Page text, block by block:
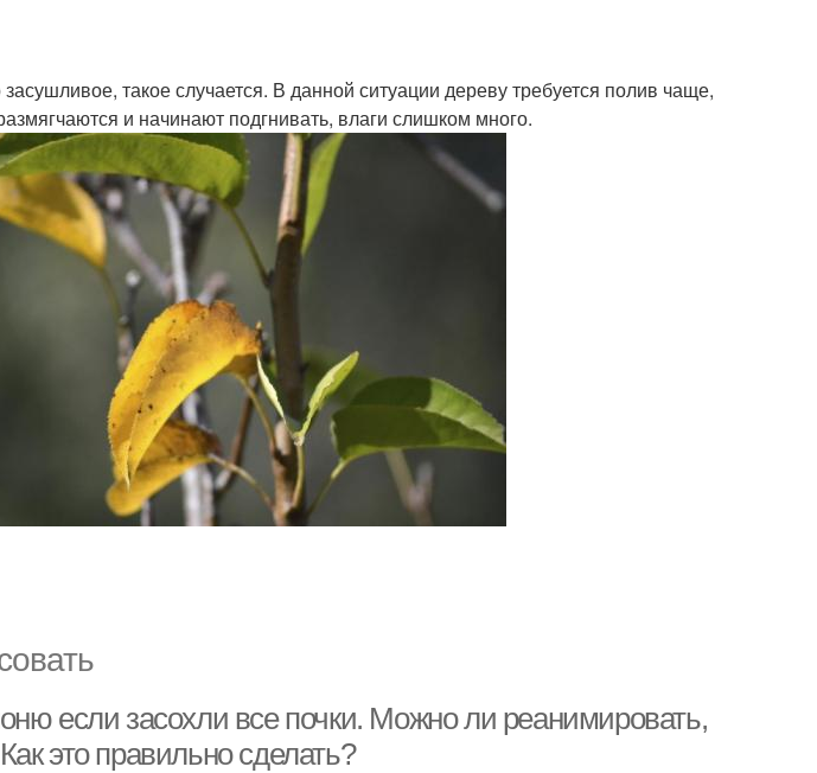
такое случается. В данной ситуации дереву требуется полив чаще,
и начинают подгнивать, влаги слишком много.
если засохли все почки. Можно ли реанимировать,
это правильно сделать?